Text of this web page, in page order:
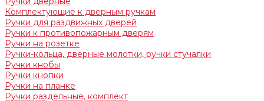
Комплектующие к дверным ручкам
Ручки для раздвижных дверей
Ручки к противопожарным дверям
Ручки на розетке
Ручки-кольца, дверные молотки, ручки стучалки
Ручки кнобы
Ручки кнопки
Ручки на планке
Ручки раздельные, комплект